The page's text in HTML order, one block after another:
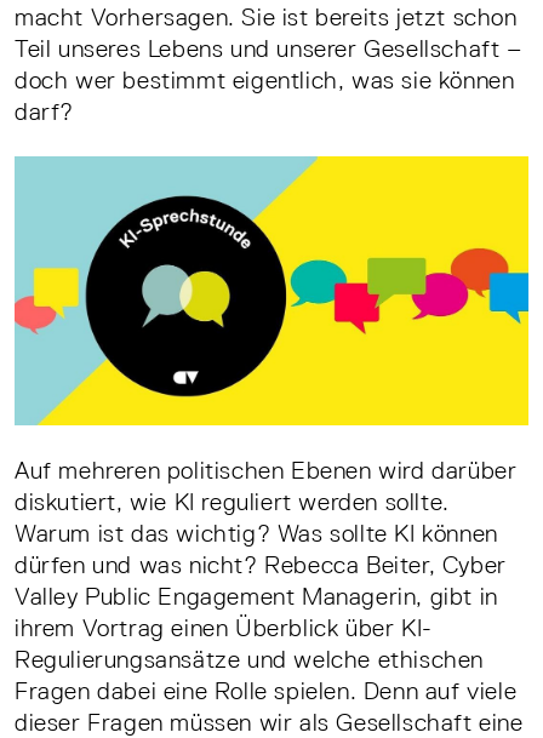
macht Vorhersagen. Sie ist bereits jetzt schon
Teil unseres Lebens und unserer Gesellschaft –
doch wer bestimmt eigentlich, was sie können
darf?
Auf mehreren politischen Ebenen wird darüber
diskutiert, wie KI reguliert werden sollte.
Warum ist das wichtig? Was sollte KI können
dürfen und was nicht? Rebecca Beiter, Cyber
Valley Public Engagement Managerin, gibt in
ihrem Vortrag einen Überblick über KI-
Regulierungsansätze und welche ethischen
Fragen dabei eine Rolle spielen. Denn auf viele
dieser Fragen müssen wir als Gesellschaft eine